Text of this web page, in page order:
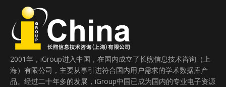
2001年，iGroup进入中国，在国内成立了长煦信息技术咨询（上
海）有限公司，主要从事引进符合国内用户需求的学术数据库产
品。经过二十年多的发展，iGroup中国已成为国内的专业电子资源